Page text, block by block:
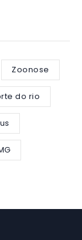
Zoonose
do rio